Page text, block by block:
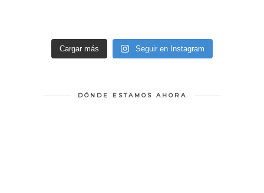
Cargar más Seguir en Instagram
DÓNDE ESTAMOS AHORA